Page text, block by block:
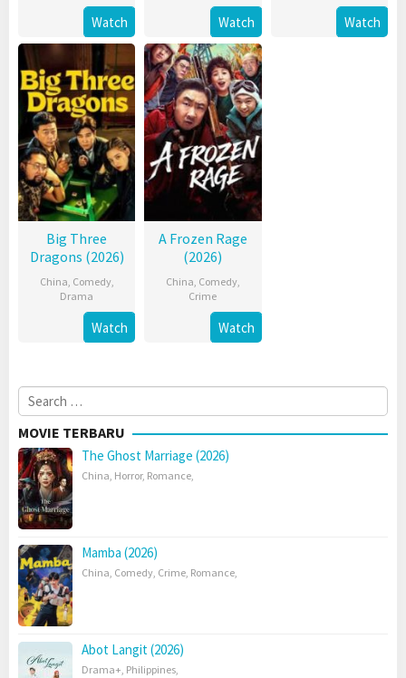
Watch Watch Watch
Big Three
Dragons (2026)
China, Comedy,
Drama
Watch
A Frozen Rage
(2026)
China, Comedy,
Crime
Watch
Search
for:
MOVIE TERBARU
The Ghost Marriage (2026)
China, Horror, Romance,
Mamba (2026)
China, Comedy, Crime, Romance,
Abot Langit (2026)
Drama+, Philippines,